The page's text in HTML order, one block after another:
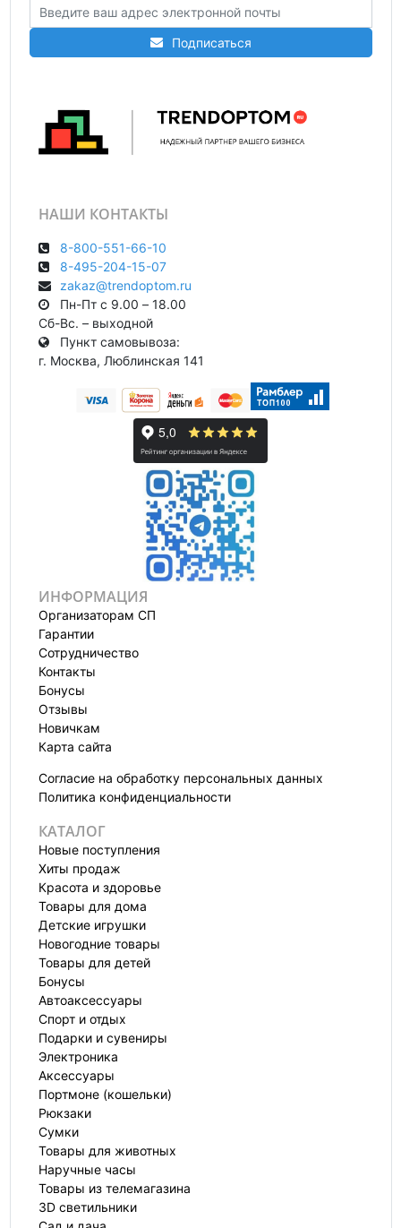
Подписаться
НАШИ КОНТАКТЫ
8-800-551-66-10
8-495-204-15-07
zakaz@trendoptom.ru
Пн-Пт с 9.00 – 18.00
Сб-Вс. – выходной
Пункт самовывоза:
г. Москва, Люблинская 141
ИНФОРМАЦИЯ
Организаторам СП
Гарантии
Сотрудничество
Контакты
Бонусы
Отзывы
Новичкам
Карта сайта
Согласие на обработку персональных данных
Политика конфиденциальности
КАТАЛОГ
Новые поступления
Хиты продаж
Красота и здоровье
Товары для дома
Детские игрушки
Новогодние товары
Товары для детей
Бонусы
Автоаксессуары
Спорт и отдых
Подарки и сувениры
Электроника
Аксессуары
Портмоне (кошельки)
Рюкзаки
Сумки
Товары для животных
Наручные часы
Товары из телемагазина
3D светильники